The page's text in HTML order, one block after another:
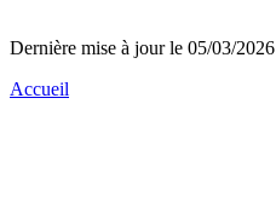
Dernière mise à jour le 05/03/2026
Accueil